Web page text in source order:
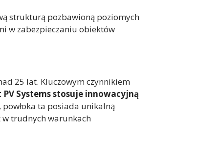
strukturą pozbawioną poziomych
w zabezpieczaniu obiektów
25 lat. Kluczowym czynnikiem
PV Systems stosuje innowacyjną
powłoka ta posiada unikalną
w trudnych warunkach